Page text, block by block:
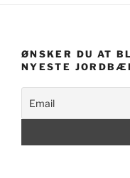
ØNSKER DU AT
NYESTE